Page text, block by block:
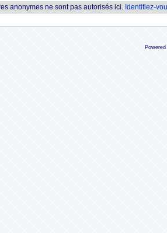
anonymes ne sont pas autorisés ici. Identifiez-